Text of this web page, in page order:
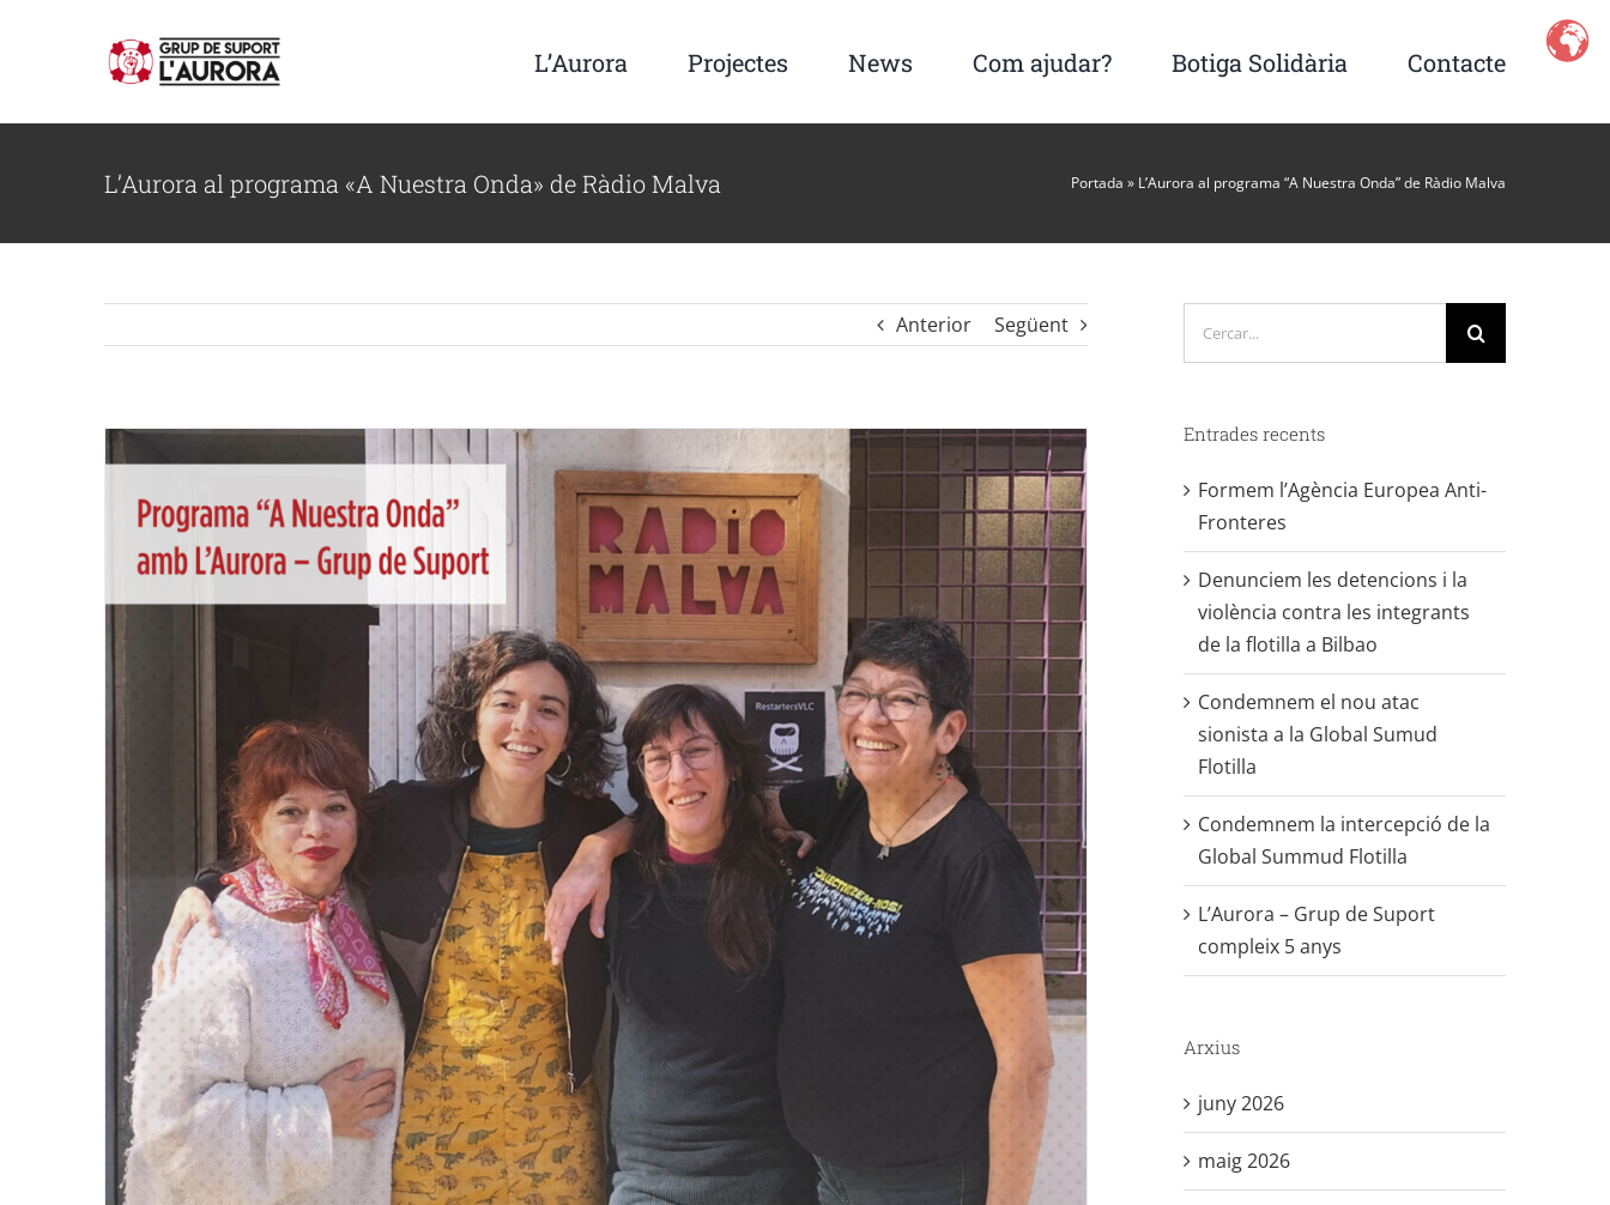
L’Aurora Projectes News Com ajudar? Botiga Solidària Contacte
L’Aurora al programa «A Nuestra Onda» de Ràdio Malva Portada » L’Aurora al programa “A Nuestra Onda” de Ràdio Malva
Anterior Següent
Entrades recents
Formem l’Agència Europea Anti-
Fronteres
Denunciem les detencions i la
violència contra les integrants
de la flotilla a Bilbao
Condemnem el nou atac
sionista a la Global Sumud
Flotilla
Condemnem la intercepció de la
Global Summud Flotilla
L’Aurora – Grup de Suport
compleix 5 anys
Arxius
juny 2026
maig 2026